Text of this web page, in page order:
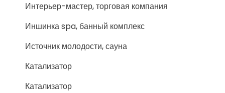
Интерьер-мастер, торговая компания
Иншинка spa, банный комплекс
Источник молодости, сауна
Катализатор
Катализатор